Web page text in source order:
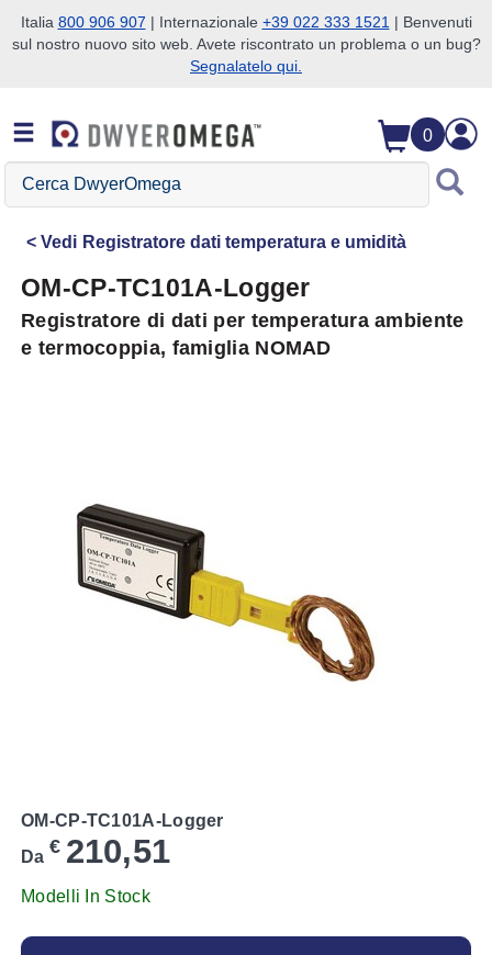
Salta alla ricerca
Salta al contenuto principale
Salta alla navigazione
Italia 800 906 907 | Internazionale +39 022 333 1521 | Benvenuti
sul nostro nuovo sito web. Avete riscontrato un problema o un bug?
Segnalatelo qui.
0
Cerca
DwyerOmega
Vedi Registratore dati temperatura e umidità
OM-CP-TC101A-Logger
Registratore di dati per temperatura ambiente
e termocoppia, famiglia NOMAD
OM-CP-TC101A-Logger
Da € 210,51
Modelli In Stock